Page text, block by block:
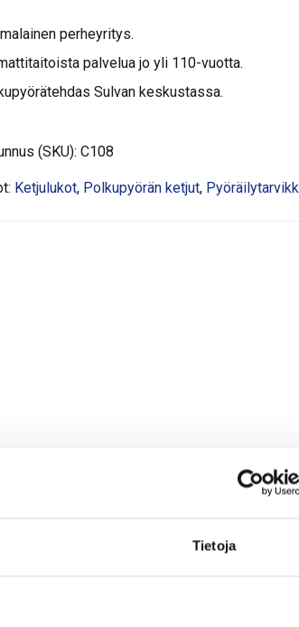
Tietoja
perheyritys.
palvelua jo yli 110-vuotta.
Sulvan keskustassa.
(SKU): C108
Ketjulukot, Polkupyörän ketjut,